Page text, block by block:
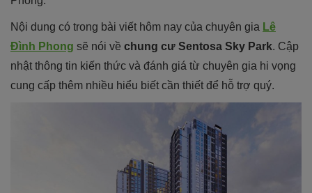
Nội dung có trong bài viết hôm nay của chuyên gia Lê
Đình Phong sẽ nói về chung cư Sentosa Sky Park. Cập
nhật thông tin kiến thức và đánh giá từ chuyên gia hi vọng
cung cấp thêm nhiều hiểu biết cần thiết để hỗ trợ quý.